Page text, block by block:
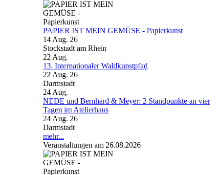
PAPIER IST MEIN GEMÜSE - Papierkunst
14 Aug. 26
Stockstadt am Rhein
22 Aug.
13. Internationaler Waldkunstpfad
22 Aug. 26
Darmstadt
24 Aug.
NEDE und Bernhard & Meyer: 2 Standpunkte an vier
Tagen im Atelierhaus
24 Aug. 26
Darmstadt
mehr...
Veranstaltungen am 26.08.2026